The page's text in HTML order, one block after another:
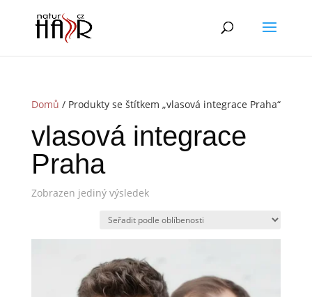
Domů / Produkty se štítkem „vlasová integrace Praha“
vlasová integrace
Praha
Zobrazen jediný výsledek